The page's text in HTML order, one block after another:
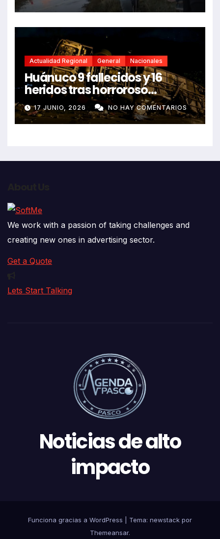
Actualidad Regional General Nacionales
Huánuco 9 fallecidos y 16
heridos tras horroroso
despiste de bus Real Chancas
que impactó contra vivienda
17 JUNIO, 2026 NO HAY COMENTARIOS
We work with a passion of taking challenges and
creating new ones in advertising sector.
Get a Quote
Lets Start Talking
Noticias de alto
impacto
Funciona gracias a WordPress
Tema: newstack por
Themeansar.